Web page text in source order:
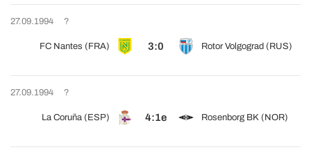
27.09.1994 ?
FC Nantes (FRA) 3:0 Rotor Volgograd (RUS)
27.09.1994 ?
La Coruña (ESP) 4:1e Rosenborg BK (NOR)